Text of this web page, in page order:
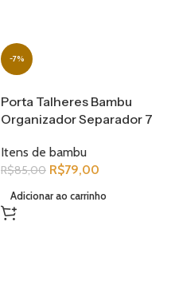
-7%
Porta Talheres Bambu
Organizador Separador 7
Grande Divisor Madeira
Itens de bambu
R$85,00 R$79,00
Adicionar ao carrinho